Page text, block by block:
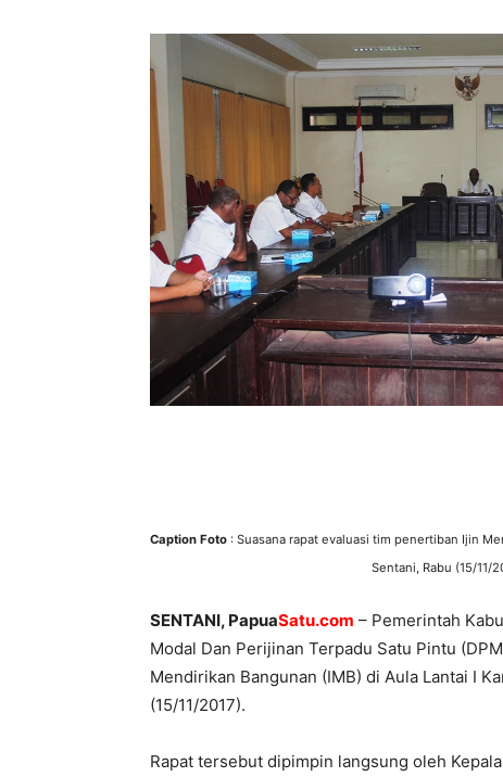
Caption Foto : Suasana rapat evaluasi tim penertiban Ijin
Sentani, Rabu (15/11/
SENTANI, PapuaSatu.com – Pemerintah
Modal Dan Perijinan Terpadu Satu Pintu
Mendirikan Bangunan (IMB) di Aula Lantai I
(15/11/2017).
Rapat tersebut dipimpin langsung oleh